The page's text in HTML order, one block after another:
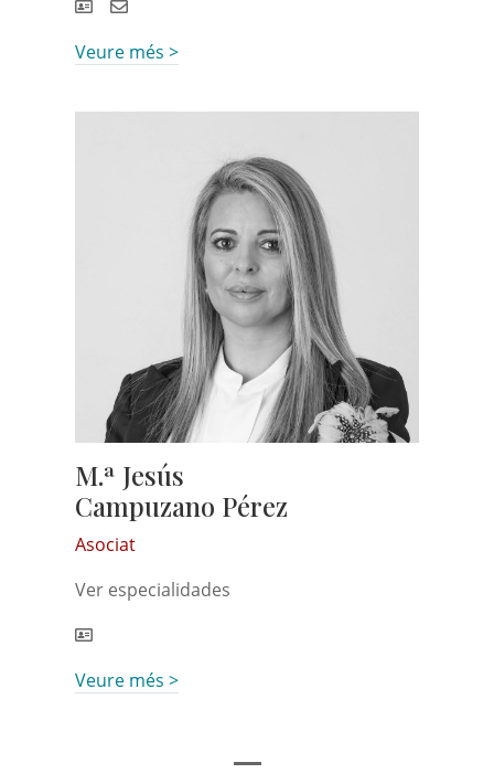
Veure més >
M.ª Jesús
Campuzano Pérez
Asociat
Ver especialidades
Veure més >